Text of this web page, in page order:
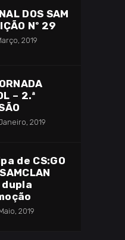
DOS SAM
Nº 29
2019
– 2.ª
2019
de CS:GO
dupla
2019